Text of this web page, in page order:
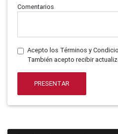
Comentarios
Acepto los Términos y
También acepto recibir
PRESENTAR